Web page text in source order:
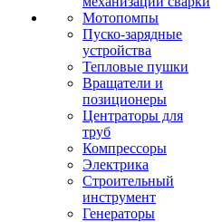
Мотопомпы
Пуско-зарядные
устройства
Тепловые пушки
Вращатели и
позиционеры
Центраторы для
труб
Компрессоры
Электрика
Строительный
инструмент
Генераторы